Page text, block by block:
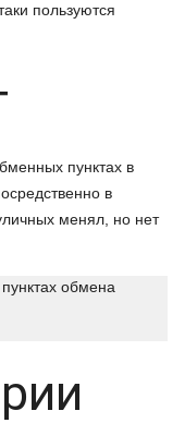
пользуются
пунктах в
в
менял, но нет
обмена